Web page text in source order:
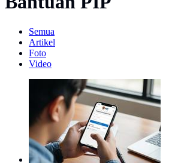
Semua
Artikel
Foto
Video